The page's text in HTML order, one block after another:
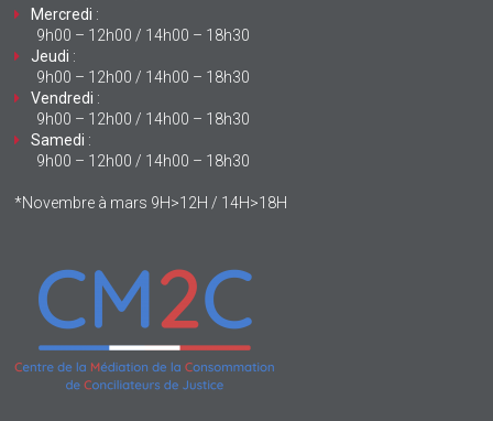
Mercredi :
9h00 – 12h00 / 14h00 – 18h30
Jeudi :
9h00 – 12h00 / 14h00 – 18h30
Vendredi :
9h00 – 12h00 / 14h00 – 18h30
Samedi :
9h00 – 12h00 / 14h00 – 18h30
*Novembre à mars 9H>12H / 14H>18H